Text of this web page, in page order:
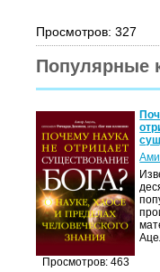
Просмотров: 327
Популярные
Просмотров: 463